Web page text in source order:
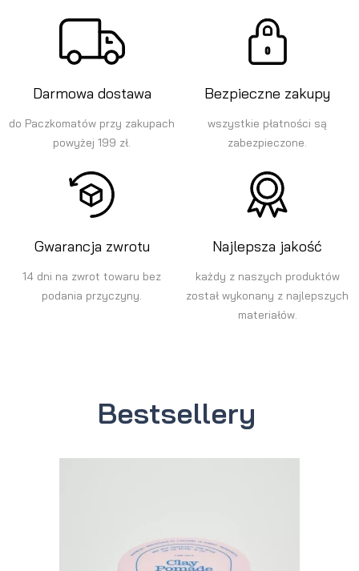
Darmowa dostawa
do Paczkomatów przy zakupach
powyżej 199 zł.
Bezpieczne zakupy
wszystkie płatności są
zabezpieczone.
Gwarancja zwrotu
14 dni na zwrot towaru bez
podania przyczyny.
Najlepsza jakość
każdy z naszych produktów
został wykonany z najlepszych
materiałów.
Bestsellery